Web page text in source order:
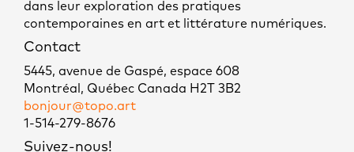
dans leur exploration des pratiques
contemporaines en art et littérature numériques.
Contact
5445, avenue de Gaspé, espace 608
Montréal, Québec Canada H2T 3B2
bonjour@topo.art
1-514-279-8676
Suivez-nous!